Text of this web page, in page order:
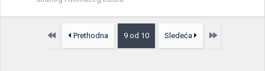
Prvo Prethodna 9 od 10 Sledeća Poslednja